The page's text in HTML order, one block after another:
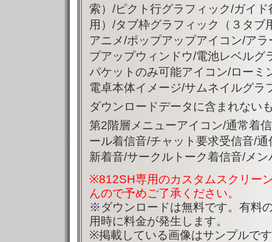
索）/ピクト行グラフィック/ガイ
用）/タブ枠グラフィック（３タ
アニメ/ポップアップアイコン/ア
プアップウィンドウ/電池レベルグ
パケットのみ可能アイコン/ローミ
電卓本体イメージ/サムネイルグラ
ダウンロードデータに含まれない
第2階層メニューアイコン/通常着
ール着信音/チャット要求受信音/
新着音/サークルトーク着信音/メ
※812SH専用のカスタムスクリー
んので予めご了承ください。
※ダウンロードは無料です。有料
用時に料金が発生します。
※掲載している画像はサンプルで